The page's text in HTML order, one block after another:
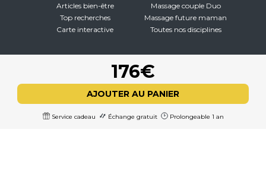
176€
AJOUTER AU PANIER
Service cadeau Échange gratuit Prolongeable 1 an
Articles bien-être
Top recherches
Carte interactive
Massage couple Duo
Massage future maman
Toutes nos disciplines
Qui sommes-nous
CGV - CGU
Mentions légales
Politique de confidentialité